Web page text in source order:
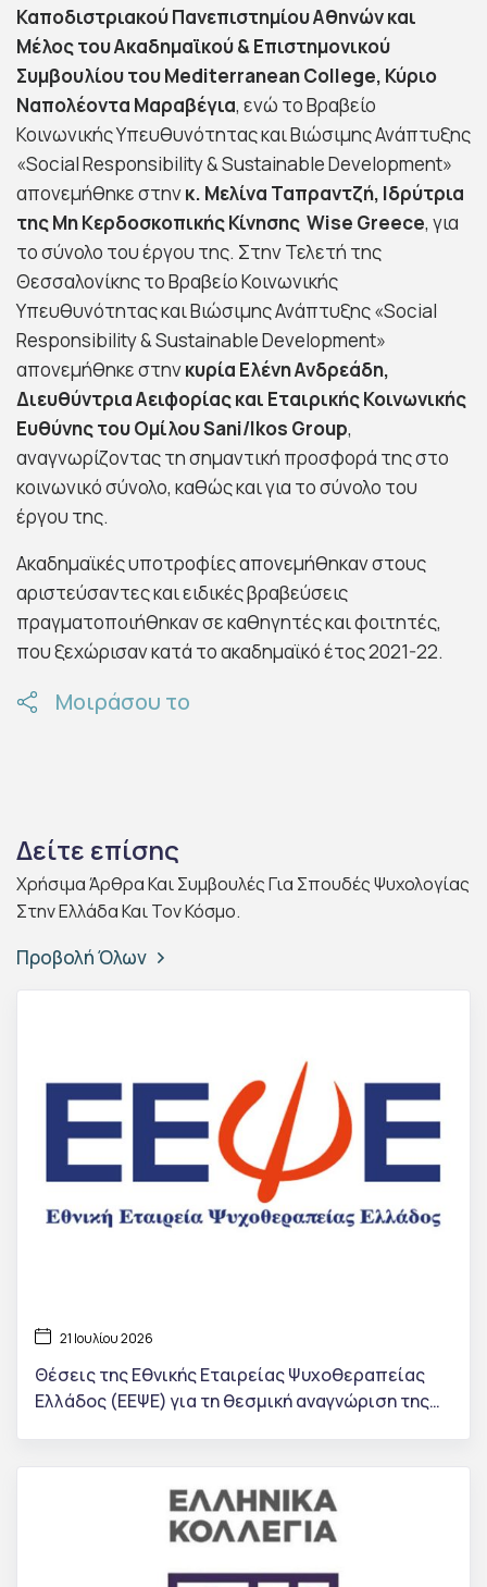
Καποδιστριακού Πανεπιστημίου Αθηνών και
Μέλος του Ακαδημαϊκού & Επιστημονικού
Συμβουλίου του Mediterranean College, Κύριο
Ναπολέοντα Μαραβέγια, ενώ το Βραβείο
Κοινωνικής Υπευθυνότητας και Βιώσιμης Ανάπτυξης
«Social Responsibility & Sustainable Development»
απονεμήθηκε στηνκ. Μελίνα Ταπραντζή, Ιδρύτρια
της Μη Κερδοσκοπικής Κίνησης Wise Greece, για
το σύνολο του έργου της. Στην Τελετή της
Θεσσαλονίκης το Βραβείο Κοινωνικής
Υπευθυνότητας και Βιώσιμης Ανάπτυξης «Social
Responsibility & Sustainable Development»
απονεμήθηκε στηνκυρία Ελένη Ανδρεάδη,
Διευθύντρια Αειφορίας και Εταιρικής Κοινωνικής
Ευθύνης του Ομίλου Sani/Ikos Group,
αναγνωρίζοντας τη σημαντική προσφορά της στο
κοινωνικό σύνολο, καθώς και για το σύνολο του
έργου της.
Ακαδημαϊκές υποτροφίες απονεμήθηκαν στους
αριστεύσαντες και ειδικές βραβεύσεις
πραγματοποιήθηκαν σε καθηγητές και φοιτητές,
που ξεχώρισαν κατά το ακαδημαϊκό έτος 2021-22.
Μοιράσου το
Δείτε επίσης
Χρήσιμα Άρθρα Και Συμβουλές Για Σπουδές Ψυχολογίας
Στην Ελλάδα Και Τον Κόσμο.
Προβολή Όλων
21 Ιουλίου 2026
Θέσεις της Εθνικής Εταιρείας Ψυχοθεραπείας
Ελλάδος (ΕΕΨΕ) για τη θεσμική αναγνώριση της